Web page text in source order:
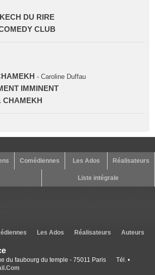
DU RIRE
CLUB
- Caroline Duffau
IMMINENT
CHAMEKH
Comédiennes Les Ados Réalisateurs
Liste intégrale
Les Ados Réalisateurs Auteurs
du faubourg du temple - 75011 Paris
Tél. •